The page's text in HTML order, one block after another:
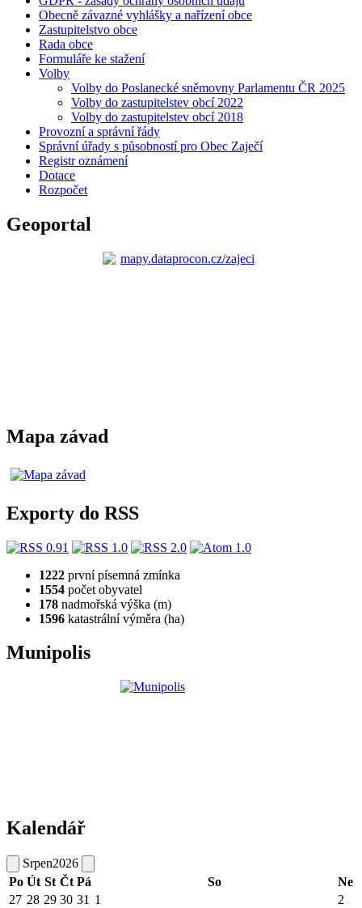
Obecně závazné vyhlášky a nařízení obce
Zastupitelstvo obce
Rada obce
Formuláře ke stažení
Volby
Volby do Poslanecké sněmovny Parlamentu ČR 2025
Volby do zastupitelstev obcí 2022
Volby do zastupitelstev obcí 2018
Provozní a správní řády
Správní úřady s působností pro Obec Zaječí
Registr oznámení
Dotace
Rozpočet
Geoportal
Mapa závad
Exporty do RSS
1222 první písemná zmínka
1554 počet obyvatel
178 nadmořská výška (m)
1596 katastrální výměra (ha)
Munipolis
Kalendář
Srpen2026
Po Út St Čt Pá So
Ne
27 28 29 30 31 1 2